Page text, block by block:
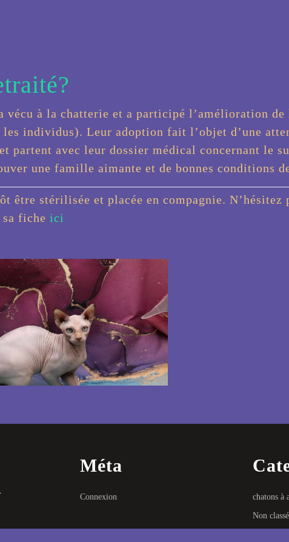
vécu à la chatterie et a participé l’amélioration
individus). Leur adoption fait l’objet d’une
partent avec leur dossier médical concernant le
une famille aimante et de bonnes conditions
être stérilisée et placée en compagnie. N’hésitez
fiche ici
Méta
Connexion chatons à
Non classé